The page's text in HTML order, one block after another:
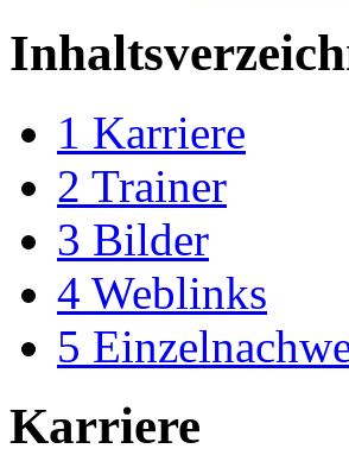
1 Karriere
2 Trainer
3 Bilder
4 Weblinks
5
Karriere